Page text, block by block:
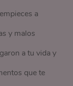
a
y malos
a tu vida y
que te